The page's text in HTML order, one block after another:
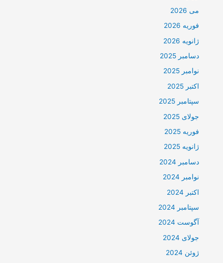
می 2026
فوریه 2026
ژانویه 2026
دسامبر 2025
نوامبر 2025
اکتبر 2025
سپتامبر 2025
جولای 2025
فوریه 2025
ژانویه 2025
دسامبر 2024
نوامبر 2024
اکتبر 2024
سپتامبر 2024
آگوست 2024
جولای 2024
ژوئن 2024